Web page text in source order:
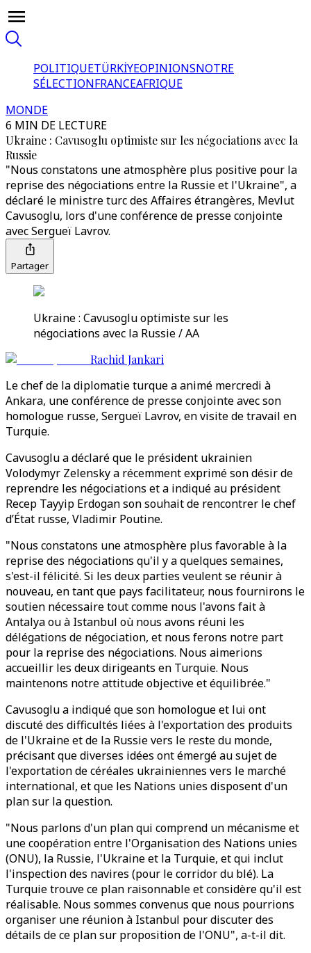
POLITIQUETÜRKİYEOPINIONSNOTRE
SÉLECTIONFRANCEAFRIQUE
MONDE
6 MIN DE LECTURE
Ukraine : Cavusoglu optimiste sur les négociations avec la
Russie
"Nous constatons une atmosphère plus positive pour la
reprise des négociations entre la Russie et l'Ukraine", a
déclaré le ministre turc des Affaires étrangères, Mevlut
Cavusoglu, lors d'une conférence de presse conjointe
avec Sergueï Lavrov.
Partager
Ukraine : Cavusoglu optimiste sur les
négociations avec la Russie / AA
Rachid Jankari
Le chef de la diplomatie turque a animé mercredi à
Ankara, une conférence de presse conjointe avec son
homologue russe, Sergueï Lavrov, en visite de travail en
Turquie.
Cavusoglu a déclaré que le président ukrainien
Volodymyr Zelensky a récemment exprimé son désir de
reprendre les négociations et a indiqué au président
Recep Tayyip Erdogan son souhait de rencontrer le chef
d’État russe, Vladimir Poutine.
"Nous constatons une atmosphère plus favorable à la
reprise des négociations qu'il y a quelques semaines,
s'est-il félicité. Si les deux parties veulent se réunir à
nouveau, en tant que pays facilitateur, nous fournirons le
soutien nécessaire tout comme nous l'avons fait à
Antalya ou à Istanbul où nous avons réuni les
délégations de négociation, et nous ferons notre part
pour la reprise des négociations. Nous aimerions
accueillir les deux dirigeants en Turquie. Nous
maintenons notre attitude objective et équilibrée."
Cavusoglu a indiqué que son homologue et lui ont
discuté des difficultés liées à l'exportation des produits
de l'Ukraine et de la Russie vers le reste du monde,
précisant que diverses idées ont émergé au sujet de
l'exportation de céréales ukrainiennes vers le marché
international, et que les Nations unies disposent d'un
plan sur la question.
"Nous parlons d'un plan qui comprend un mécanisme et
une coopération entre l'Organisation des Nations unies
(ONU), la Russie, l'Ukraine et la Turquie, et qui inclut
l'inspection des navires (pour le corridor du blé). La
Turquie trouve ce plan raisonnable et considère qu'il est
réalisable. Nous sommes convenus que nous pourrions
organiser une réunion à Istanbul pour discuter des
détails de ce plan sur proposition de l'ONU", a-t-il dit.